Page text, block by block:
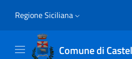
Regione Siciliana
Comune di